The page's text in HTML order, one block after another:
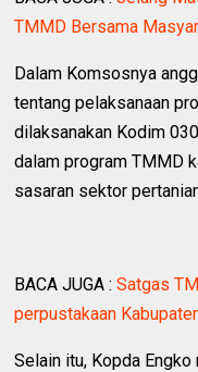
TMMD Bersama
Dalam Komsosnya
tentang pelaksanaan
dilaksanakan Kodim
dalam program TMMD
sasaran sektor
BACA JUGA :Satgas
perpustakaan
Selain itu, Kopda